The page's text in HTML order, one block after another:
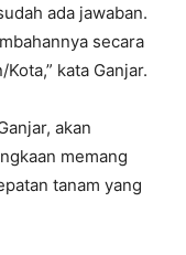
ada jawaban.
secara
kata Ganjar.
akan
memang
tanam yang